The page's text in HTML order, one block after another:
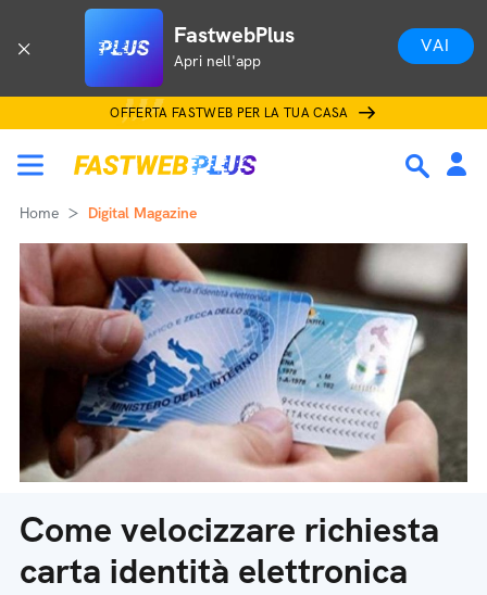
FastwebPlus
Apri nell'app
VAI
OFFERTA FASTWEB PER LA TUA CASA
Home Digital Magazine
Come velocizzare richiesta
carta identità elettronica